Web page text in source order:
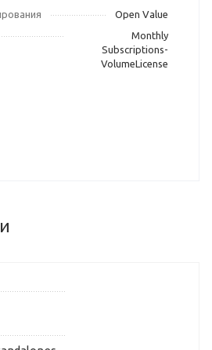
Open Value
Monthly
Subscriptions-
VolumeLicense